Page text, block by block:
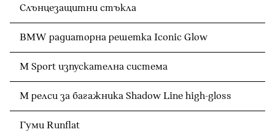
Слънцезащитни стъкла
BMW радиаторна решетка Iconic Glow
M Sport изпускателна система
M релси за багажника Shadow Line high-gloss
Гуми Runflat